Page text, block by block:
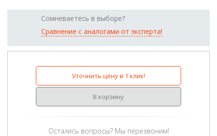
Сомневаетесь в выборе?
Сравнение с аналогами от эксперта!
Уточнить цену в 1 клик!
В корзину
Остались вопросы? Мы перезвоним!